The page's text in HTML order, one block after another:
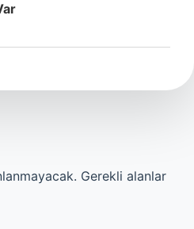
Gerekli alanlar